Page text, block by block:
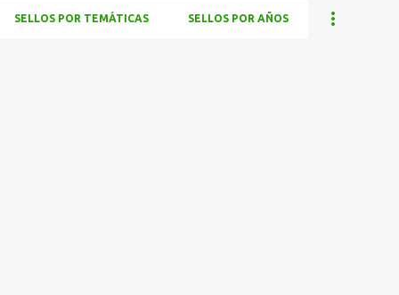
SELLOS POR TEMÁTICAS SELLOS POR AÑOS